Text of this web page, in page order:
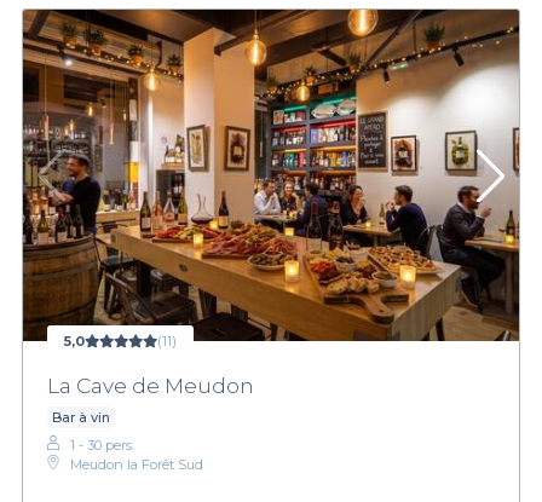
5,0 (11)
La Cave de Meudon
Bar à vin
1 - 30 pers.
Meudon la Forêt Sud